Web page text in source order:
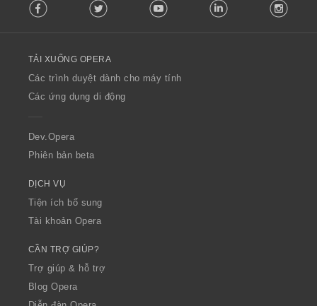
o
w
O
p
a
Facebook Twitter Youtube LinkedIn
TẢI XUỐNG OPERA
Các trình duyệt dành cho máy tính
Các ứng dụng di động
Dev.Opera
Phiên bản beta
DỊCH VỤ
Tiện ích bổ sung
Tài khoản Opera
CẦN TRỢ GIÚP?
Trợ giúp & hỗ trợ
Blog Opera